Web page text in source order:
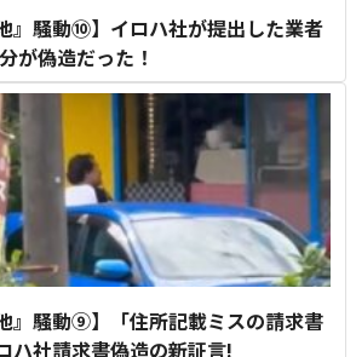
』騒動⑩】イロハ社が提出した業者
が偽造だった！
』騒動⑨】「住所記載ミスの請求書
ハ社請求書偽造の新証言!